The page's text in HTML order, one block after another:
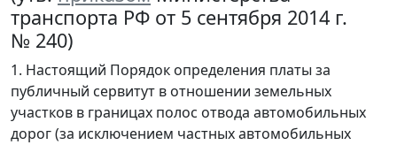
транспорта РФ от 5 сентября 2014 г.
№ 240)
1. Настоящий Порядок определения платы за
публичный сервитут в отношении земельных
участков в границах полос отвода автомобильных
дорог (за исключением частных автомобильных